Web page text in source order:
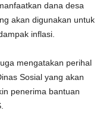
dana desa
akan digunakan untuk
inflasi.
mengatakan perihal
Sosial yang akan
penerima bantuan